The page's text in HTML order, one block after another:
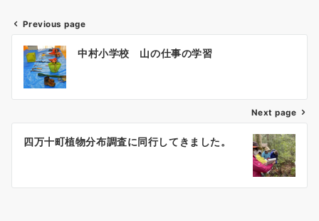
投
稿
ナ
ビ
シ
ン
Previous page
中村小学校 山の仕事の学習
Next page
四万十町植物分布調査に同行してきました。